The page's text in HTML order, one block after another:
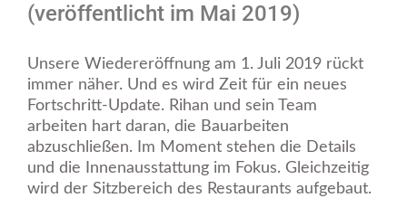
(veröffentlicht im Mai 2019)
Unsere Wiedereröffnung am 1. Juli 2019 rückt
immer näher. Und es wird Zeit für ein neues
Fortschritt-Update. Rihan und sein Team
arbeiten hart daran, die Bauarbeiten
abzuschließen. Im Moment stehen die Details
und die Innenausstattung im Fokus. Gleichzeitig
wird der Sitzbereich des Restaurants aufgebaut.